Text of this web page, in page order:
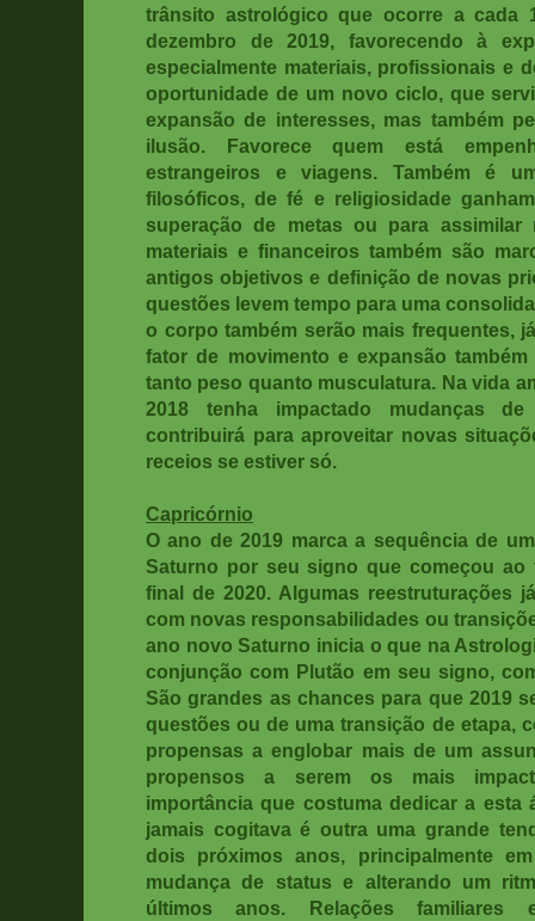
trânsito astrológico que ocorre a cada
dezembro de 2019, favorecendo à
especialmente materiais, profissionais e
oportunidade de um novo ciclo, que
expansão de interesses, mas também
ilusão. Favorece quem está
estrangeiros e viagens. Também é
filosóficos, de fé e religiosidade
superação de metas ou para assimilar
materiais e financeiros também são
antigos objetivos e definição de novas
questões levem tempo para uma
o corpo também serão mais frequentes,
fator de movimento e expansão
tanto peso quanto musculatura. Na vida
2018 tenha impactado mudanças
contribuirá para aproveitar novas
receios se estiver só.
Capricórnio
O ano de 2019 marca a sequência de
Saturno por seu signo que começou ao
final de 2020. Algumas reestruturações
com novas responsabilidades ou
ano novo Saturno inicia o que na
conjunção com Plutão em seu signo,
São grandes as chances para que 2019
questões ou de uma transição de etapa,
propensas a englobar mais de um
propensos a serem os mais
importância que costuma dedicar a esta
jamais cogitava é outra uma grande
dois próximos anos, principalmente
mudança de status e alterando um
últimos anos. Relações familiares